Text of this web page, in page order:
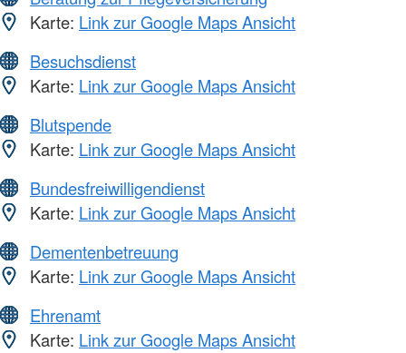
Karte: Link zur Google Maps Ansicht
Besuchsdienst
Karte: Link zur Google Maps Ansicht
Blutspende
Karte: Link zur Google Maps Ansicht
Bundesfreiwilligendienst
Karte: Link zur Google Maps Ansicht
Dementenbetreuung
Karte: Link zur Google Maps Ansicht
Ehrenamt
Karte: Link zur Google Maps Ansicht